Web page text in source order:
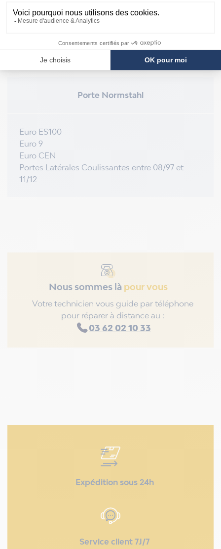
COMPATIBILITÉ
Porte Normstahl
Euro ES100
Euro 9
Euro CEN
Portes Latérales Coulissantes entre 08/97 et
11/12
Nous sommes là pour vous
Votre technicien vous guide par téléphone
pour réparer à distance au :
03 62 02 10 33
Expédition sous 24h
Service client 7J/7